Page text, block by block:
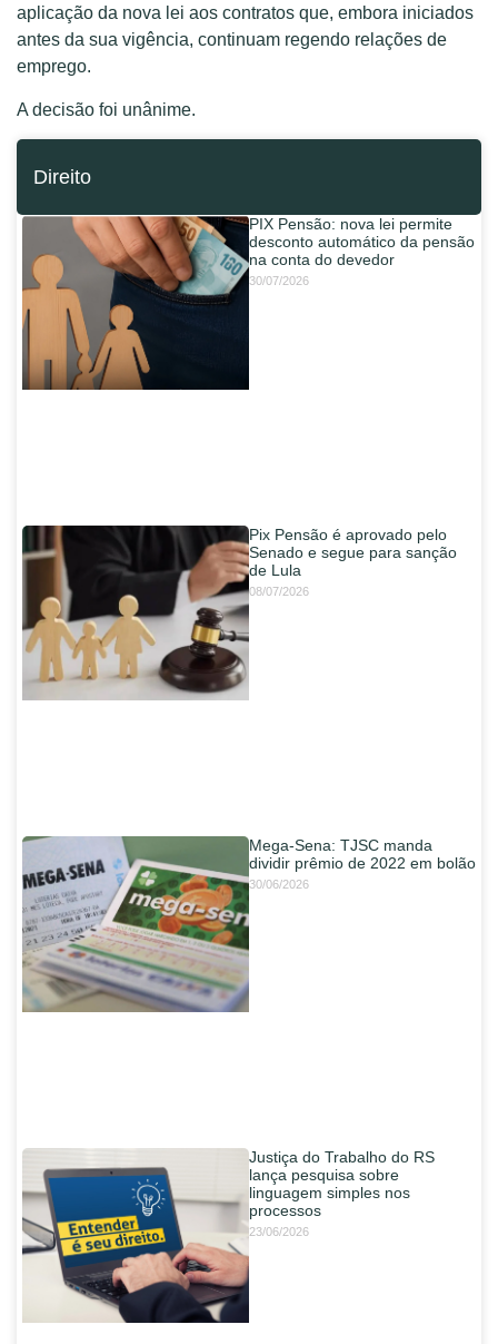
aplicação da nova lei aos contratos que, embora iniciados
antes da sua vigência, continuam regendo relações de
emprego.
A decisão foi unânime.
Direito
PIX Pensão: nova lei permite
desconto automático da pensão
na conta do devedor
30/07/2026
Pix Pensão é aprovado pelo
Senado e segue para sanção
de Lula
08/07/2026
Mega-Sena: TJSC manda
dividir prêmio de 2022 em bolão
30/06/2026
Justiça do Trabalho do RS
lança pesquisa sobre
linguagem simples nos
processos
23/06/2026